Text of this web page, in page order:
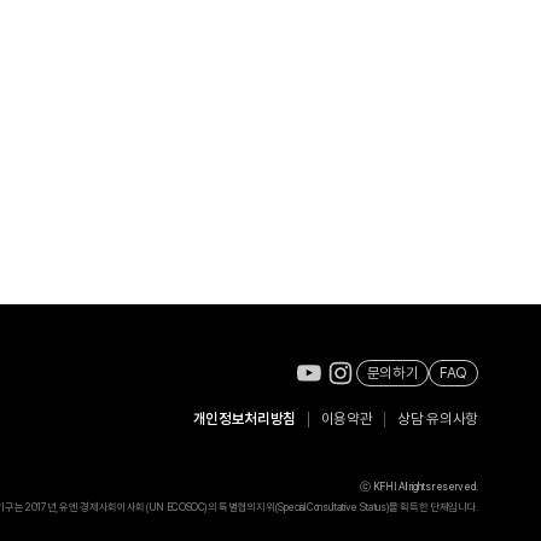
문의하기 FAQ
개인정보처리방침 이용약관 상담 유의사항
ⓒ KFHI All rights reserved.
구는 2017년, 유엔 경제사회이사회(UN ECOSOC)의 특별협의지위(Special Consultative Status)를 획득한 단체입니다.